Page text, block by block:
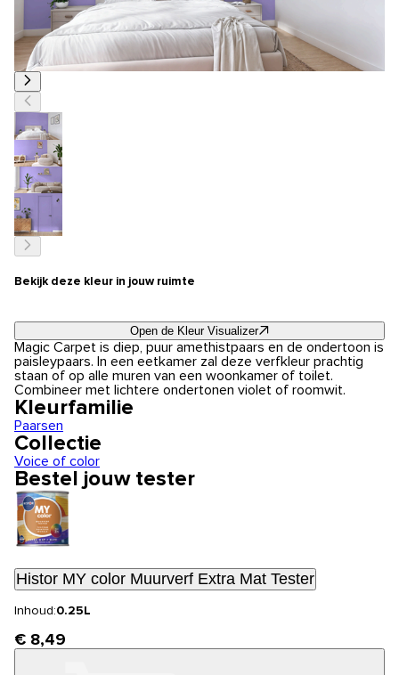
Bekijk deze kleur in jouw ruimte
Open de Kleur Visualizer
Magic Carpet is diep, puur amethistpaars en de ondertoon is
paisleypaars. In een eetkamer zal deze verfkleur prachtig
staan of op alle muren van een woonkamer of toilet.
Combineer met lichtere ondertonen violet of roomwit.
Kleurfamilie
Paarsen
Collectie
Voice of color
Bestel jouw tester
Histor MY color Muurverf Extra Mat Tester
Inhoud:0.25L
€ 8,49